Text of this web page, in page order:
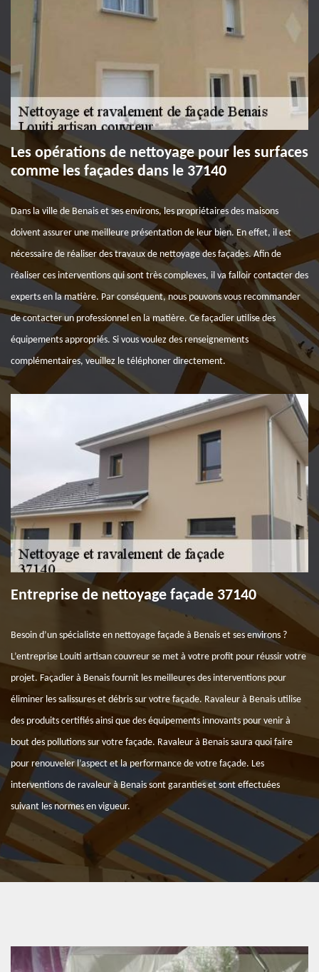
Les opérations de nettoyage pour les surfaces
comme les façades dans le 37140
Dans la ville de Benais et ses environs, les propriétaires des maisons
doivent assurer une meilleure présentation de leur bien. En effet, il est
nécessaire de réaliser des travaux de nettoyage des façades. Afin de
réaliser ces interventions qui sont très complexes, il va falloir contacter des
experts en la matière. Par conséquent, nous pouvons vous recommander
de contacter un professionnel en la matière. Ce façadier utilise des
équipements appropriés. Si vous voulez des renseignements
complémentaires, veuillez le téléphoner directement.
Entreprise de nettoyage façade 37140
Besoin d’un spécialiste en nettoyage façade à Benais et ses environs ?
L’entreprise Louiti artisan couvreur se met à votre profit pour réussir votre
projet. Façadier à Benais fournit les meilleures des interventions pour
éliminer les salissures et débris sur votre façade. Ravaleur à Benais utilise
des produits certifiés ainsi que des équipements innovants pour venir à
bout des pollutions sur votre façade. Ravaleur à Benais saura quoi faire
pour renouveler l’aspect et la performance de votre façade. Les
interventions de ravaleur à Benais sont garanties et sont effectuées
suivant les normes en vigueur.